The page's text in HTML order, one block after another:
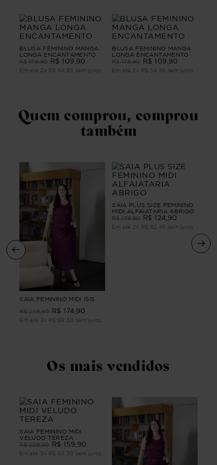
BLUSA FEMININO MANGA
LONGA ENCANTAMENTO
R$ 179,90 R$ 109 90
Em até 2x R$ 54 95 sem juros
BLUSA FEMININO MANGA
LONGA ENCANTAMENTO
R$ 179,90 R$ 109 90
Em até 2x R$ 54 95 sem juros
Quem comprou, comprou
também
SAIA FEMININO MIDI ISIS
R$ 249,90 R$ 174 90
Em até 3x R$ 58 30 sem juros
SAIA PLUS SIZE FEMININO
MIDI ALFAIATARIA ABRIGO
R$ 179,90 R$ 124 90
Em até 2x R$ 62 45 sem juros
Os mais vendidos
SAIA FEMININO MIDI
VELUDO TEREZA
R$ 229,90 R$ 159 90
Em até 3x R$ 53 30 sem juros